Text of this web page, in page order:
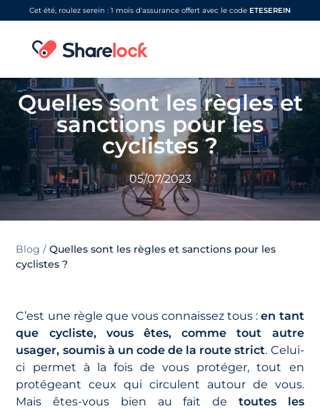
Cet été, roulez serein : 1 mois d'assurance offert avec le code ETESEREIN
Quelles sont les règles et
sanctions pour les
cyclistes ?
05/07/2023
Blog /Quelles sont les règles et sanctions pour les
cyclistes ?
C’est une règle que vous connaissez tous :en tant
que cycliste, vous êtes, comme tout autre
usager, soumis à un code de la route strict. Celui-
ci permet à la fois de vous protéger, tout en
protégeant ceux qui circulent autour de vous.
Mais êtes-vous bien au fait de toutes les